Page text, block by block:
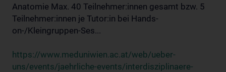
Anatomie Max. 40 Teilnehmer:innen gesamt bzw. 5
Teilnehmer:innen je Tutor:in bei Hands-
on-/Kleingruppen-Ses...
https://www.meduniwien.ac.at/web/ueber-
uns/events/jaehrliche-events/interdisziplinaere-